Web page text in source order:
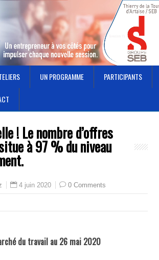
UN PROGRAMME PARTICIPANTS
! Le nombre d’offres
à 97 % du niveau
4 juin 2020 0 Comments
du travail au 26 mai 2020